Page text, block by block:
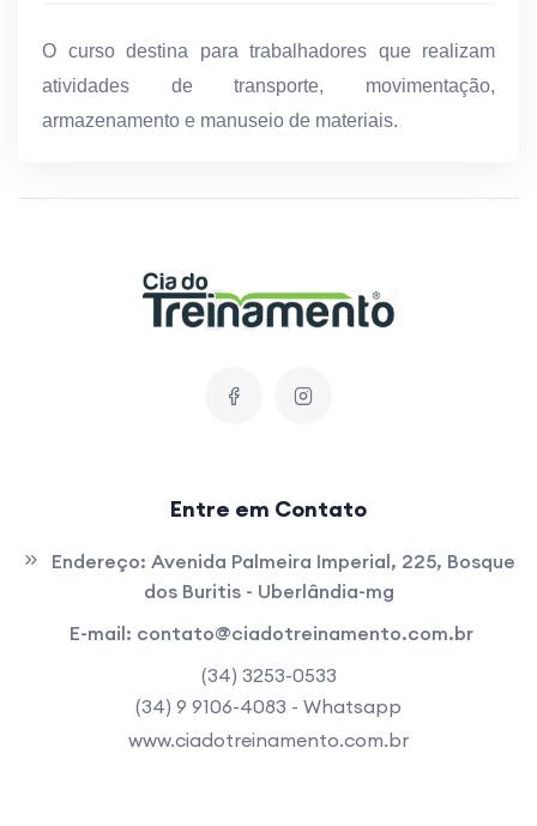
O curso destina para trabalhadores que realizam
atividades de transporte, movimentação,
armazenamento e manuseio de materiais.
Entre em Contato
Endereço: Avenida Palmeira Imperial, 225, Bosque
dos Buritis - Uberlândia-mg
E-mail: contato@ciadotreinamento.com.br
(34) 3253-0533
(34) 9 9106-4083 - Whatsapp
www.ciadotreinamento.com.br